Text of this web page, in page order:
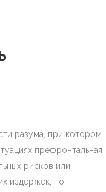
разума, при котором
префронтальная
рисков или
издержек, но